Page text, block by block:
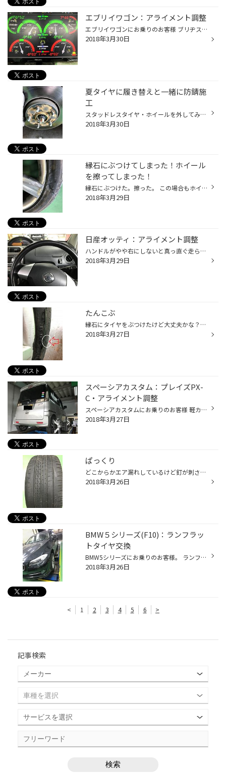
エブリイワゴン：アライメント調整
エブリイワゴンにお乗りのお客様 ブリヂストンのベーシックタイヤ NEXTRY4本交換と、あわせてアライメント調整をさせていただきました。 一番下の大きなメーターが左右に振られていますよね。 簡単に言うとこれがタイヤの向きです。 左右に広がってしまっています。人間で言うとがに股状態です。 こ...
2018年3月30日
夏タイヤに履き替えと一緒に防錆施
工
スタッドレスタイヤ・ホイールを外してみると。 真ん中の部分：ハブ部分やホイール取付け面が錆。。。。。 錆ていると、取付け面がしっかり出ないため、ピッタリ取付けができなくなり、 ブレやがたつきの原因や、次回履き替えの際にホイールを外す時外れにくくなってしまいます。 履き替えの際にお...
2018年3月30日
縁石にぶつけてしまった！ホイール
を擦ってしまった！
縁石にぶつけた。擦った。 この場合もホイールを擦ってしまって、さらにタイヤの横を切れてしまいました。 ホイールにここまで擦った傷の場合、足回りにも力が加わっている恐れがあります。 その場合、タイヤを新品にしてもタイヤの向きが真っ直ぐではなく違う方向に向いているかもしれません。 ほ...
2018年3月29日
日産オッティ：アライメント調整
ハンドルがやや右にしないと真っ直ぐ走らないこのお車。 アライメントを測定させていただいたら、左に向いていました。 (下の大きなメーター2つの部分がトーです） これを調整させて頂きました。 なんか真っ直ぐ走らない。ハンドルが曲がっているなぁ～と、お困りならタイヤ館までご相談下さい！
2018年3月29日
たんこぶ
縁石にタイヤをぶつけたけど大丈夫かな？と、いうお客さま。 タイヤの側面がたんこぶが出来て膨らんでいますよね。 これはタイヤの内部構造・スチールコードが切れてしまって、普通の風船のように膨らんでしまったからです。 こうなってしまうと、走行していくうちにどんどんスチールコードが切れて...
2018年3月27日
スペーシアカスタム：プレイズPX-
C・アライメント調整
スペーシアカスタムにお乗りのお客様 軽カー・コンパクトカー専用設計のプレイズPX-C4本交換させて頂きました。 ありがとうございます！ 背の高い軽カーは重心が高いので、大概タイヤの外側が減りやすくなります。 また車内へロードノイズも進入しやすいのでタイヤの静粛性能は重要です。 そんな軽...
2018年3月27日
ぱっくり
どこからかエア漏れしているけど釘が刺さっていないというお客様。 たしかにパッと見は溝が減っているこのタイヤ。 外側から見えない内側を見てみると。 ぱっくりタイヤが割れていました。。。 タイヤの内側が偏摩耗して内側だけ溝が減ってしまい、寿命が限界まできてしまっているのでこのように割...
2018年3月26日
BMW５シリーズ(F10)：ランフラッ
トタイヤ交換
BMW5シリーズにお乗りのお客様。 ランフラットタイヤを交換させていただきました。 ありがちおうございます！ ランフラットタイヤとは、パンクしても一定の速度内であれば、 80kmぐらいの距離を走れるタイヤです。 たとえば、高速道路でパンクしてしまったら普通は路肩に寄せてスペアタイヤに交換が...
2018年3月26日
< 1 2 3 4 5 6 >
記事検索